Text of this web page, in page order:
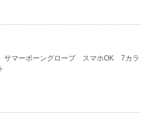
】サマーボーングローブ スマホOK 7カラ